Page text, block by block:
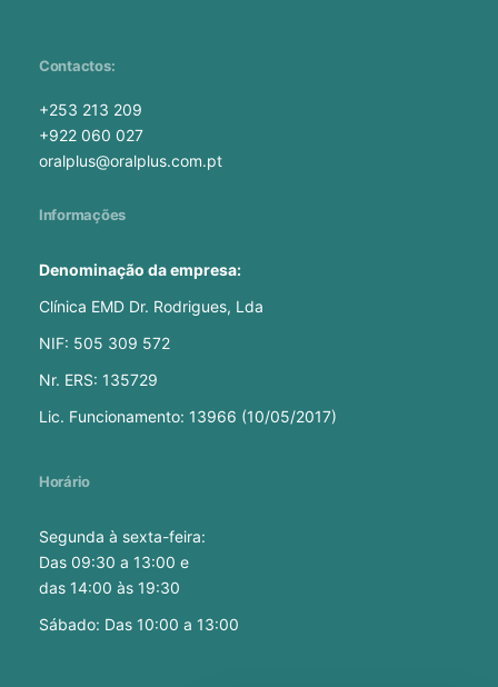
Contactos:
+253 213 209
+922 060 027
oralplus@oralplus.com.pt
Informações
Denominação da empresa:
Clínica EMD Dr. Rodrigues, Lda
NIF: 505 309 572
Nr. ERS: 135729
Lic. Funcionamento: 13966 (10/05/2017)
Horário
Segunda à sexta-feira:
Das 09:30 a 13:00 e
das 14:00 às 19:30
Sábado: Das 10:00 a 13:00